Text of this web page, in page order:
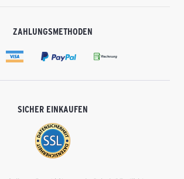
ZAHLUNGSMETHODEN
SICHER EINKAUFEN